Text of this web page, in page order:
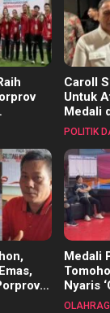
Caroll
Untuk
Medali
2025
POLITIK
Medali
Nyaris
Biliar